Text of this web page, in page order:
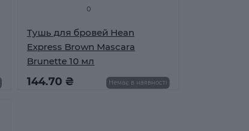
0
Тушь для бровей Hean
Express Brown Mascara
Brunette 10 мл
144.70 ₴ Немає в наявності